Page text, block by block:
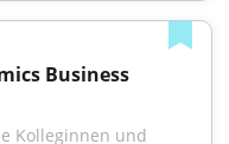
Business
Kolleginnen und